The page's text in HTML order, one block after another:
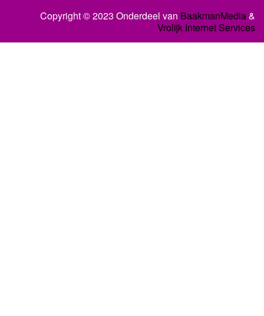
Copyright © 2023 Onderdeel van BaakmanMedia&
Vrolijk Internet Services